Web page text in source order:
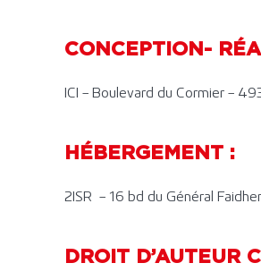
CONCEPTION-
ICI – Boulevard du Cormier –
HÉBERGEMENT :
2ISR – 16 bd du Général
DROIT D’AUTEUR